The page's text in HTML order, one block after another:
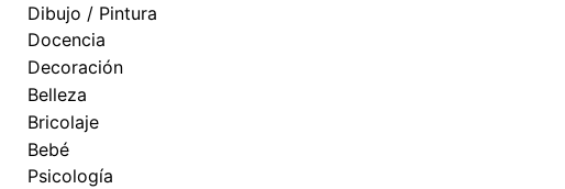
Dibujo / Pintura
Docencia
Decoración
Belleza
Bricolaje
Bebé
Psicología